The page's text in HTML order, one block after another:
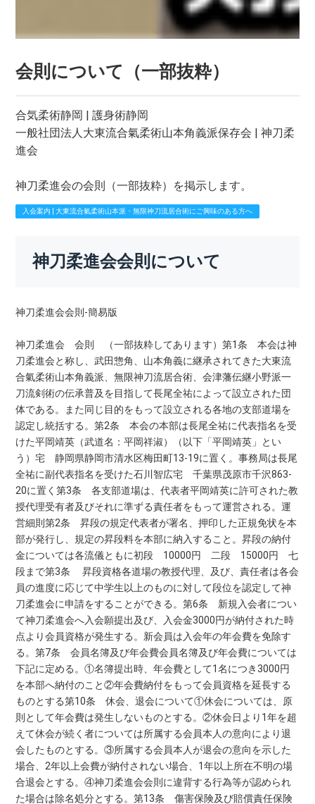
会則について（一部抜粋）
合気柔術静岡 | 護身術静岡
一般社団法人大東流合氣柔術山本角義派保存会 | 神刀柔
進会
神刀柔進会の会則（一部抜粋）を掲示します。
入会案内 | 大東流合氣柔術山本派・無限神刀流居合術にご興味のある方へ
神刀柔進会会則について
神刀柔進会会則-簡易版
神刀柔進会 会則 （一部抜粋してあります）第1条 本会は神
刀柔進会と称し、武田惣角、山本角義に継承されてきた大東流
合氣柔術山本角義派、無限神刀流居合術、会津藩伝継小野派一
刀流剣術の伝承普及を目指して長尾全祐によって設立された団
体である。また同じ目的をもって設立される各地の支部道場を
認定し統括する。第2条 本会の本部は長尾全祐に代表指名を受
けた平岡靖英（武道名：平岡祥淑）（以下「平岡靖英」とい
う）宅 静岡県静岡市清水区梅田町13-19に置く。事務局は長尾
全祐に副代表指名を受けた石川智広宅 千葉県茂原市千沢863-
20に置く第3条 各支部道場は、代表者平岡靖英に許可された教
授代理受有者及びそれに準ずる責任者をもって運営される。運
営細則第2条 昇段の規定代表者が署名、押印した正規免状を本
部が発行し、規定の昇段料を本部に納入すること。昇段の納付
金については各流儀ともに初段 10000円 二段 15000円 七
段まで第3条 昇段資格各道場の教授代理、及び、責任者は各会
員の進度に応じて中学生以上のものに対して段位を認定して神
刀柔進会に申請をすることができる。第6条 新規入会者につい
て神刀柔進会へ入会願提出及び、入会金3000円が納付された時
点より会員資格が発生する。新会員は入会年の年会費を免除す
る。第7条 会員名簿及び年会費会員名簿及び年会費については
下記に定める。①名簿提出時、年会費として1名につき3000円
を本部へ納付のこと②年会費納付をもって会員資格を延長する
ものとする第10条 休会、退会について①休会については、原
則として年会費は発生しないものとする。②休会日より1年を超
えて休会が続く者については所属する会員本人の意向により退
会したものとする。③所属する会員本人が退会の意向を示した
場合、2年以上会費が納付されない場合、1年以上所在不明の場
合退会とする。④神刀柔進会会則に違背する行為等が認められ
た場合は除名処分とする。第13条 傷害保険及び賠償責任保険